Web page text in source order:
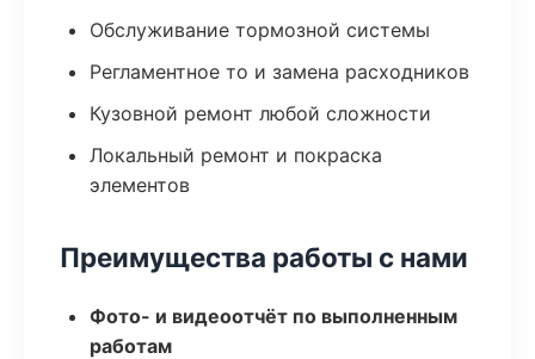
Обслуживание тормозной системы
Регламентное то и замена расходников
Кузовной ремонт любой сложности
Локальный ремонт и покраска
элементов
Преимущества работы с нами
Фото- и видеоотчёт по выполненным
работам